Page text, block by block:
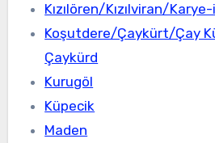
Kızılören/Kızılviran/Karye-
Koşutdere/Çaykürt/Çay
Çaykürd
Kurugöl
Küpecik
Maden